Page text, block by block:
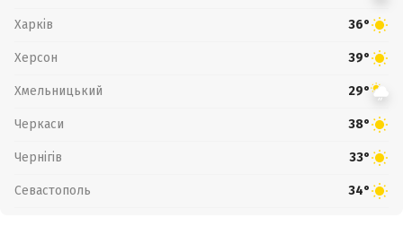
Харків 36°
Херсон 39°
Хмельницький 29°
Черкаси 38°
Чернігів 33°
Севастополь 34°